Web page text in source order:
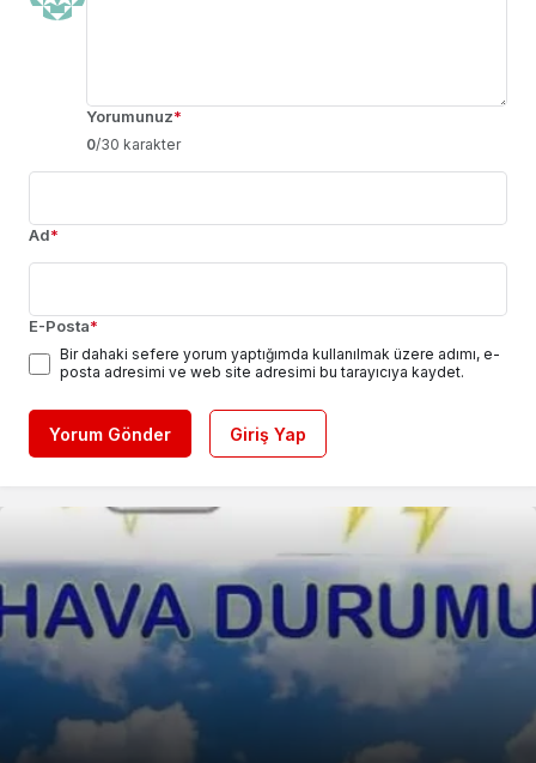
Yorumunuz*
0/30 karakter
Ad*
E-Posta*
Bir dahaki sefere yorum yaptığımda kullanılmak üzere adımı, e-
posta adresimi ve web site adresimi bu tarayıcıya kaydet.
Yorum Gönder Giriş Yap